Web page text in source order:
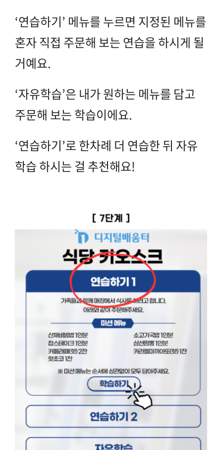
‘연습하기’ 메뉴를 누르면 지정된 메뉴를
혼자 직접 주문해 보는 연습을 하시게 될
거예요.
‘자유학습’은 내가 원하는 메뉴를 담고
주문해 보는 학습이에요.
‘연습하기’로 한차례 더 연습한 뒤 자유
학습 하시는 걸 추천해요!